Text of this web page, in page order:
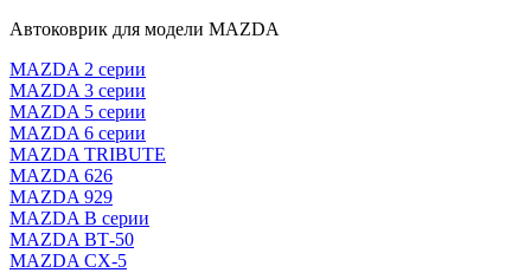
Автоковрик для модели MAZDA
MAZDA 2 серии
MAZDA 3 серии
MAZDA 5 серии
MAZDA 6 серии
MAZDA TRIBUTE
MAZDA 626
MAZDA 929
MAZDA В серии
MAZDA ВТ-50
MAZDA CX-5